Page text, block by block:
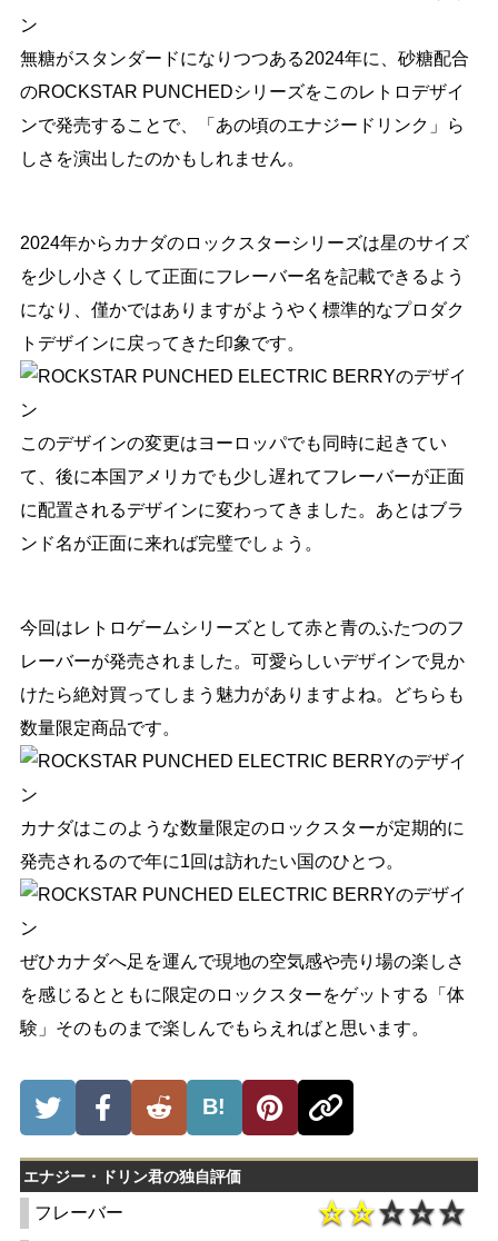
無糖がスタンダードになりつつある2024年に、砂糖配合
のROCKSTAR PUNCHEDシリーズをこのレトロデザイ
ンで発売することで、「あの頃のエナジードリンク」ら
しさを演出したのかもしれません。
2024年からカナダのロックスターシリーズは星のサイズ
を少し小さくして正面にフレーバー名を記載できるよう
になり、僅かではありますがようやく標準的なプロダク
トデザインに戻ってきた印象です。
このデザインの変更はヨーロッパでも同時に起きてい
て、後に本国アメリカでも少し遅れてフレーバーが正面
に配置されるデザインに変わってきました。あとはブラ
ンド名が正面に来れば完璧でしょう。
今回はレトロゲームシリーズとして赤と青のふたつのフ
レーバーが発売されました。可愛らしいデザインで見か
けたら絶対買ってしまう魅力がありますよね。どちらも
数量限定商品です。
カナダはこのような数量限定のロックスターが定期的に
発売されるので年に1回は訪れたい国のひとつ。
ぜひカナダへ足を運んで現地の空気感や売り場の楽しさ
を感じるとともに限定のロックスターをゲットする「体
験」そのものまで楽しんでもらえればと思います。
B!
エナジー・ドリン君の独自評価
フレーバー